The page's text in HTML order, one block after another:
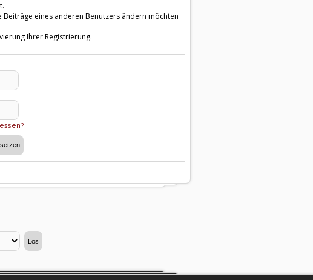
Beiträge eines anderen Benutzers ändern möchten
Ihrer Registrierung.